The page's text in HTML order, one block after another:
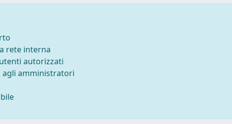
rete interna
autorizzati
amministratori